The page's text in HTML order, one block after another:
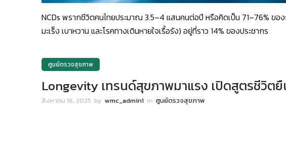
NCDs พรากชีวิตคนไทยประมาณ 3.5–4 แสนคนต่อปี หรือคิดเป็น 71–76% ขอ
มะเร็ง เบาหวาน และโรคทางเดินหายใจเรื้อรัง) อยู่ที่ราว 14% ของประชากร
ศูนย์ตรวจสุขภาพ
Longevity เทรนด์สุขภาพมาแรง เปิดสูตรชีวิต
สิงหาคม 16, 2025 by wmc_admin1 in ศูนย์ตรวจสุขภาพ